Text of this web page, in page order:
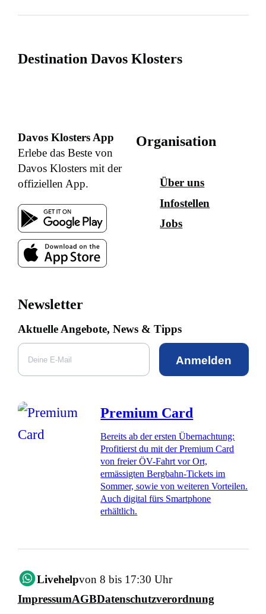
Destination Davos Klosters
Davos Klosters App
Erlebe das Beste von
Davos Klosters mit der
offiziellen App.
Organisation
Über uns
Infostellen
Jobs
Newsletter
Aktuelle Angebote, News & Tipps
Anmelden
Premium Card
Bereits ab der ersten Übernachtung:
Profitierst du mit der Premium Card
von freier ÖV-Fahrt vor Ort,
ermässigten Bergbahn-Tickets im
Sommer, sowie von weiteren Vorteilen.
Auch digital fürs Smartphone
erhältlich.
Livehelpvon 8 bis 17:30 Uhr
ImpressumAGBDatenschutzverordnung